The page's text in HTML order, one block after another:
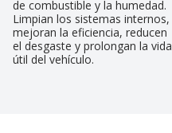
de combustible y la humedad.
Limpian los sistemas internos,
mejoran la eficiencia, reducen
el desgaste y prolongan la vida
útil del vehículo.